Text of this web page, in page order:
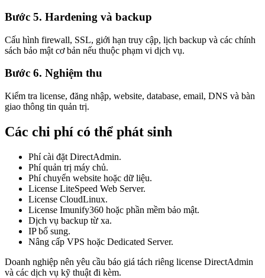
Bước 5. Hardening và backup
Cấu hình firewall, SSL, giới hạn truy cập, lịch backup và các chính
sách bảo mật cơ bản nếu thuộc phạm vi dịch vụ.
Bước 6. Nghiệm thu
Kiểm tra license, đăng nhập, website, database, email, DNS và bàn
giao thông tin quản trị.
Các chi phí có thể phát sinh
Phí cài đặt DirectAdmin.
Phí quản trị máy chủ.
Phí chuyển website hoặc dữ liệu.
License LiteSpeed Web Server.
License CloudLinux.
License Imunify360 hoặc phần mềm bảo mật.
Dịch vụ backup từ xa.
IP bổ sung.
Nâng cấp VPS hoặc Dedicated Server.
Doanh nghiệp nên yêu cầu báo giá tách riêng license DirectAdmin
và các dịch vụ kỹ thuật đi kèm.